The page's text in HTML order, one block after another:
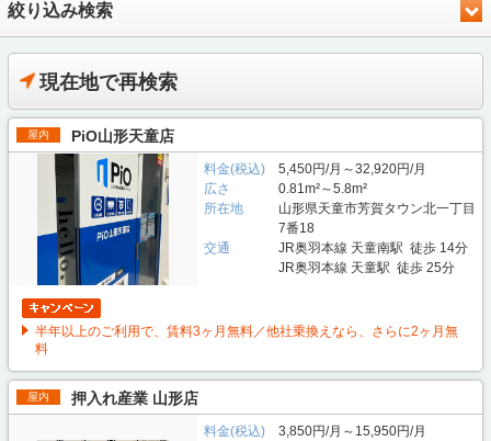
絞り込み検索
現在地で再検索
屋内 PiO山形天童店
料金(税込)
5,450円/月～32,920円/月
広さ
0.81m²～5.8m²
所在地
山形県天童市芳賀タウン北一丁目
7番18
交通
JR奥羽本線 天童南駅 徒歩 14分
JR奥羽本線 天童駅 徒歩 25分
半年以上のご利用で、賃料3ヶ月無料／他社乗換えなら、さらに2ヶ月無
料
屋内 押入れ産業 山形店
料金(税込)
3,850円/月～15,950円/月